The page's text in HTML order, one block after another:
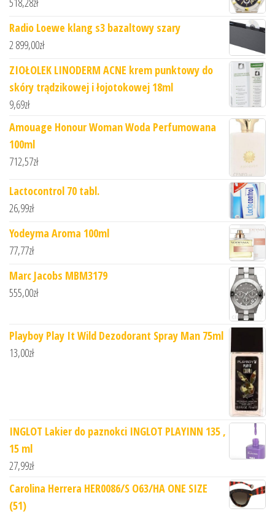
Radio Loewe klang s3 bazaltowy szary
2 899,00zł
ZIOŁOLEK LINODERM ACNE krem punktowy do
skóry trądzikowej i łojotokowej 18ml
9,69zł
Amouage Honour Woman Woda Perfumowana
100ml
712,57zł
Lactocontrol 70 tabl.
26,99zł
Yodeyma Aroma 100ml
77,77zł
Marc Jacobs MBM3179
555,00zł
Playboy Play It Wild Dezodorant Spray Man 75ml
13,00zł
INGLOT Lakier do paznokci INGLOT PLAYINN 135 ,
15 ml
27,99zł
Carolina Herrera HER0086/S O63/HA ONE SIZE
(51)